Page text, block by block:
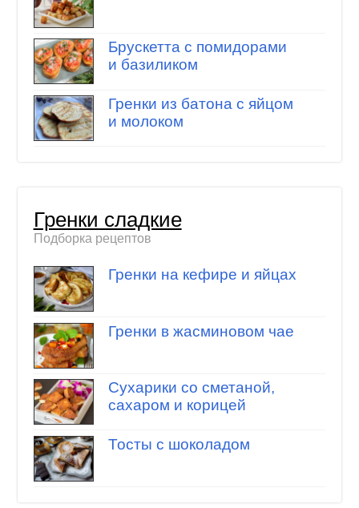
Брускетта с помидорами
и базиликом
Гренки из батона с яйцом
и молоком
Гренки сладкие
Подборка рецептов
Гренки на кефире и яйцах
Гренки в жасминовом чае
Сухарики со сметаной,
сахаром и корицей
Тосты с шоколадом